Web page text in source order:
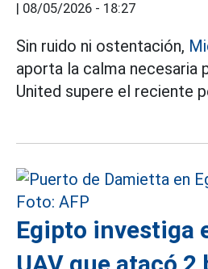
| 08/05/2026 - 18:27
Sin ruido ni ostentación,
aporta la calma necesaria
United supere el reciente
Egipto investiga